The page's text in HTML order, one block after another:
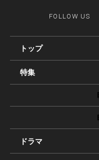
FOLLOW US
トップ
特集
ドラマ